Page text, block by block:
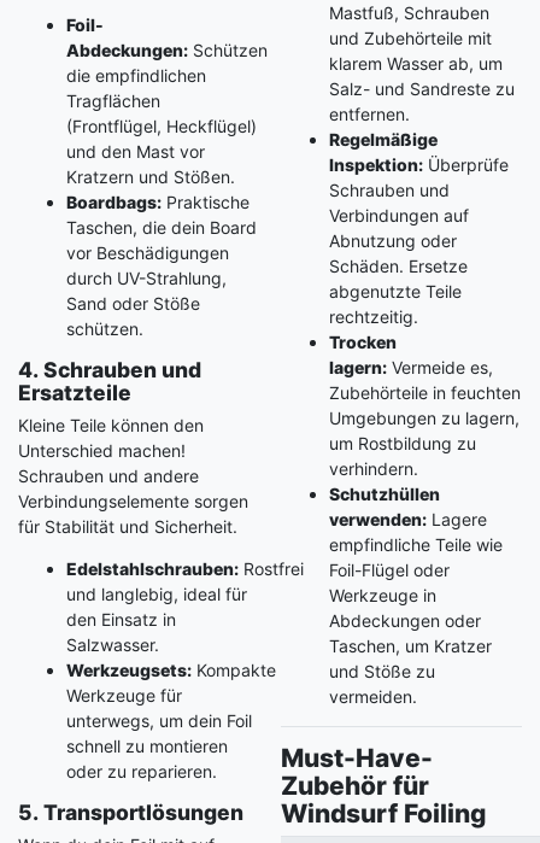
Foil-
Abdeckungen: Schützen
die empfindlichen
Tragflächen
(Frontflügel, Heckflügel)
und den Mast vor
Kratzern und Stößen.
Boardbags: Praktische
Taschen, die dein Board
vor Beschädigungen
durch UV-Strahlung,
Sand oder Stöße
schützen.
4. Schrauben und
Ersatzteile
Kleine Teile können den
Unterschied machen!
Schrauben und andere
Verbindungselemente sorgen
für Stabilität und Sicherheit.
Edelstahlschrauben: Rostfrei
und langlebig, ideal für
den Einsatz in
Salzwasser.
Werkzeugsets: Kompakte
Werkzeuge für
unterwegs, um dein Foil
schnell zu montieren
oder zu reparieren.
5. Transportlösungen
Mastfuß, Schrauben
und Zubehörteile mit
klarem Wasser ab, um
Salz- und Sandreste zu
entfernen.
Regelmäßige
Inspektion:Überprüfe
Schrauben und
Verbindungen auf
Abnutzung oder
Schäden. Ersetze
abgenutzte Teile
rechtzeitig.
Trocken
lagern:Vermeide es,
Zubehörteile in feuchten
Umgebungen zu lagern,
um Rostbildung zu
verhindern.
Schutzhüllen
verwenden:Lagere
empfindliche Teile wie
Foil-Flügel oder
Werkzeuge in
Abdeckungen oder
Taschen, um Kratzer
und Stöße zu
vermeiden.
Must-Have-
Zubehör für
Windsurf Foiling